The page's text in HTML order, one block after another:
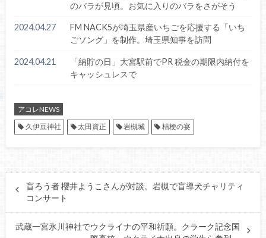
のバラが見頃。お気に入りのバラをさがそう
2024.04.27
FM NACK5が埼玉県産いちごを応援する「いち
ごソング」を制作。埼玉県知事を訪問
2024.04.21
「納貯の日」大宮駅前でPR 税金の期限内納付を
キャッシュレスで
アコレNEWS
久伊豆神社
太田資正 岩槻城 桔梗の宴
盲ろう者 櫻井ようこさんが対談。岩槻で盲導犬チャリティ
コンサート
武蔵一宮氷川神社でウクライナの平和祈願。クラーク記念国